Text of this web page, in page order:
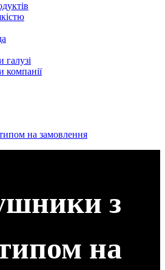
компанії
на замовлення
з
на